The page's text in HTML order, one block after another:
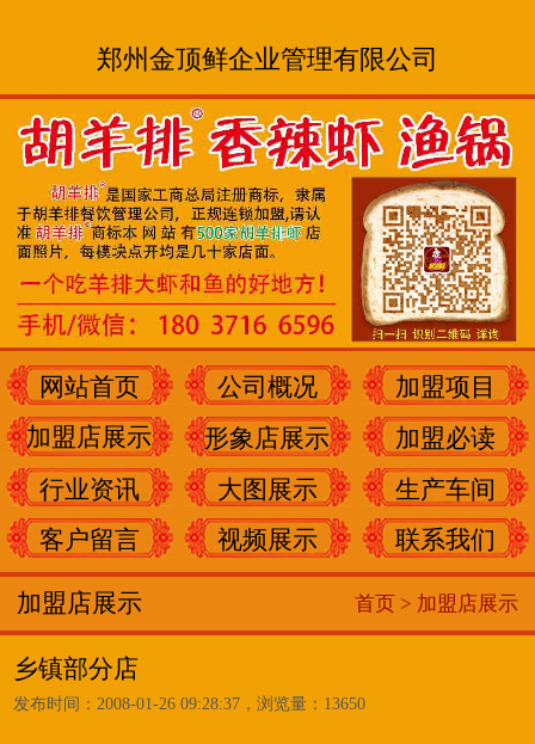
郑州金顶鲜企业管理有限公司
网站首页 公司概况
加盟项目
加盟店展示
形象店展示
加盟必读
行业资讯
大图展示
生产车间
客户留言
视频展示 联系我们
加盟店展示 加盟店展示
首页 >
乡镇部分店
发布时间：2008-01-26 09:28:37，浏览量：13650